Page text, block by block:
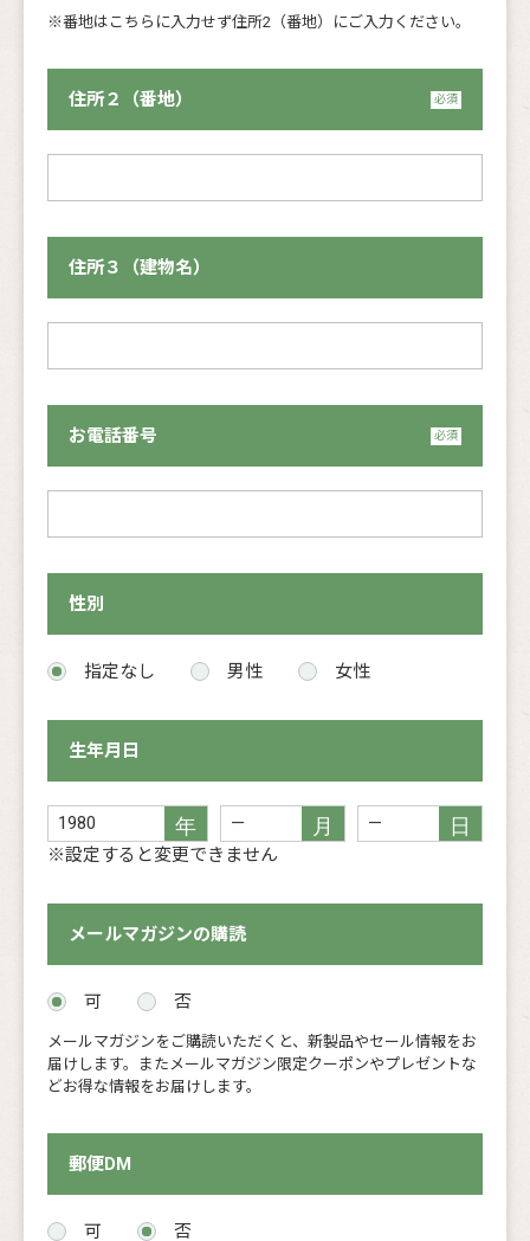
※番地はこちらに入力せず住所2（番地）にご入力ください。
住所２（番地）
住所３（建物名）
お電話番号
性別
指定なし 男性 女性
生年月日
※設定すると変更できません
メールマガジンの購読
可 否
メールマガジンをご購読いただくと、新製品やセール情報をお
届けします。またメールマガジン限定クーポンやプレゼントな
どお得な情報をお届けします。
郵便DM
可 否